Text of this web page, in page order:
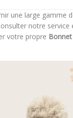
une large gamme
notre service
votre propre Bonnet